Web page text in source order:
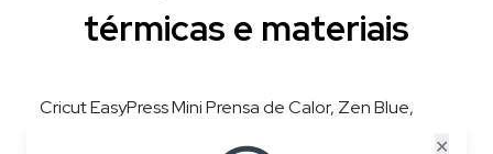
✕
térmicas e materiais
Cricut EasyPress Mini Prensa de Calor, Zen Blue,